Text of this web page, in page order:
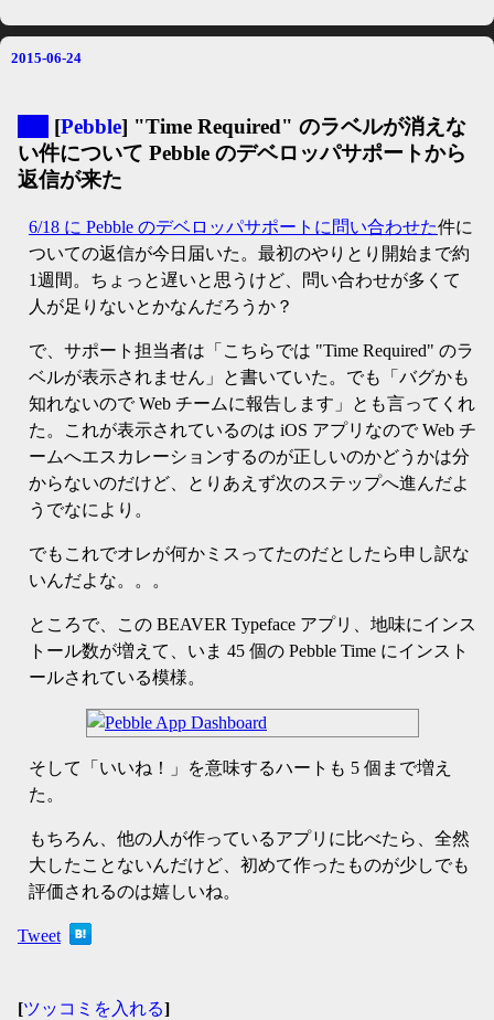
2015-06-24
[Pebble] "Time Required" のラベルが消えな
い件について Pebble のデベロッパサポートから
返信が来た
6/18 に Pebble のデベロッパサポートに問い合わせた件に
ついての返信が今日届いた。最初のやりとり開始まで約
1週間。ちょっと遅いと思うけど、問い合わせが多くて
人が足りないとかなんだろうか？
で、サポート担当者は「こちらでは "Time Required" のラ
ベルが表示されません」と書いていた。でも「バグかも
知れないので Web チームに報告します」とも言ってくれ
た。これが表示されているのは iOS アプリなので Web チ
ームへエスカレーションするのが正しいのかどうかは分
からないのだけど、とりあえず次のステップへ進んだよ
うでなにより。
でもこれでオレが何かミスってたのだとしたら申し訳な
いんだよな。。。
ところで、この BEAVER Typeface アプリ、地味にインス
トール数が増えて、いま 45 個の Pebble Time にインスト
ールされている模様。
そして「いいね！」を意味するハートも 5 個まで増え
た。
もちろん、他の人が作っているアプリに比べたら、全然
大したことないんだけど、初めて作ったものが少しでも
評価されるのは嬉しいね。
Tweet
[ツッコミを入れる]